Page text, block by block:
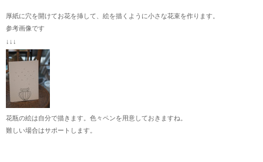
厚紙に穴を開けてお花を挿して、絵を描くように小さな花束を作ります。
参考画像です
↓↓↓
花瓶の絵は自分で描きます。色々ペンを用意しておきますね。
難しい場合はサポートします。